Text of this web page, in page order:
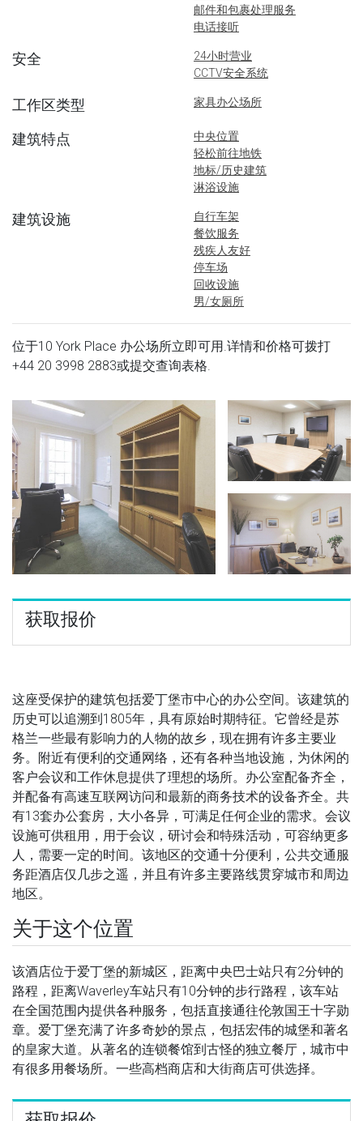
邮件和包裹处理服务
电话接听
安全
24小时营业
CCTV安全系统
工作区类型 家具办公场所
建筑特点
中央位置
轻松前往地铁
地标/历史建筑
淋浴设施
建筑设施
自行车架
餐饮服务
残疾人友好
停车场
回收设施
男/女厕所
位于10 York Place 办公场所立即可用.详情和价格可拨打
+44 20 3998 2883或提交查询表格.
获取报价
这座受保护的建筑包括爱丁堡市中心的办公空间。该建筑的
历史可以追溯到1805年，具有原始时期特征。它曾经是苏
格兰一些最有影响力的人物的故乡，现在拥有许多主要业
务。附近有便利的交通网络，还有各种当地设施，为休闲的
客户会议和工作休息提供了理想的场所。办公室配备齐全，
并配备有高速互联网访问和最新的商务技术的设备齐全。共
有13套办公套房，大小各异，可满足任何企业的需求。会议
设施可供租用，用于会议，研讨会和特殊活动，可容纳更多
人，需要一定的时间。该地区的交通十分便利，公共交通服
务距酒店仅几步之遥，并且有许多主要路线贯穿城市和周边
地区。
关于这个位置
该酒店位于爱丁堡的新城区，距离中央巴士站只有2分钟的
路程，距离Waverley车站只有10分钟的步行路程，该车站
在全国范围内提供各种服务，包括直接通往伦敦国王十字勋
章。爱丁堡充满了许多奇妙的景点，包括宏伟的城堡和著名
的皇家大道。从著名的连锁餐馆到古怪的独立餐厅，城市中
有很多用餐场所。一些高档商店和大街商店可供选择。